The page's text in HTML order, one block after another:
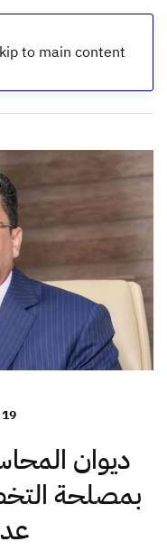
to main content
الرئيسية
19 مايو 2023
ديوان
بمصلحة